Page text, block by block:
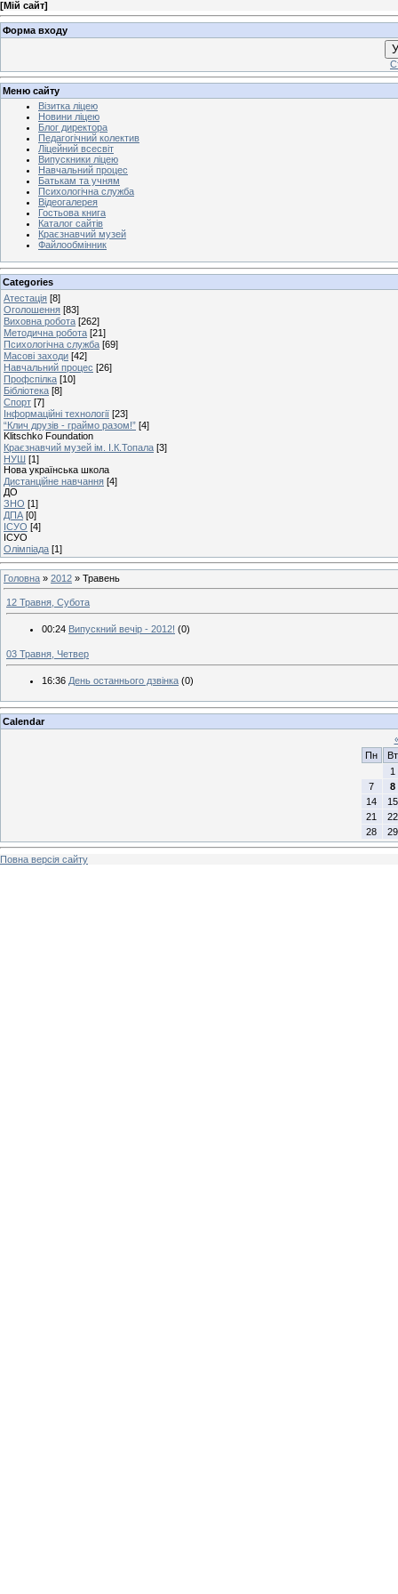
[Мій сайт]
Форма входу
Меню сайту
Візитка ліцею
Новини ліцею
Блог директора
Педагогічний колектив
Ліцейний всесвіт
Випускники ліцею
Навчальний процес
Батькам та учням
Психологічна служба
Відеогалерея
Гостьова книга
Каталог сайтів
Краєзнавчий музей
Файлообмінник
Categories
Атестація [8]
Оголошення [83]
Виховна робота [262]
Методична робота [21]
Психологічна служба [69]
Масові заходи [42]
Навчальний процес [26]
Профспілка [10]
Бібліотека [8]
Спорт [7]
Інформаційні технології [23]
“Клич друзів - граймо разом!” [4]
Klitschko Foundation
Краєзнавчий музей ім. І.К.Топала [3]
НУШ [1]
Нова українська школа
Дистанційне навчання [4]
ДО
ЗНО [1]
ДПА [0]
ІСУО [4]
ІСУО
Олімпіада [1]
Головна » 2012 » Травень
12 Травня, Субота
00:24 Випускний вечір - 2012! (0)
03 Травня, Четвер
16:36 День останнього дзвінка (0)
Calendar
Пн
Вт
1
7
8
14
15
21
22
28
29
Повна версія сайту